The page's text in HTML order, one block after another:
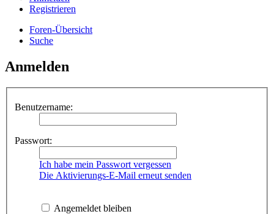
Registrieren
Foren-Übersicht
Suche
Anmelden
Benutzername:
Passwort:
Ich habe mein Passwort vergessen
Die Aktivierungs-E-Mail erneut senden
Angemeldet bleiben